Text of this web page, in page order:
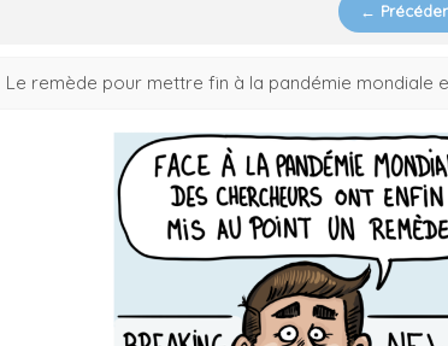
←
Le remède pour mettre fin à la pandémie mondiale